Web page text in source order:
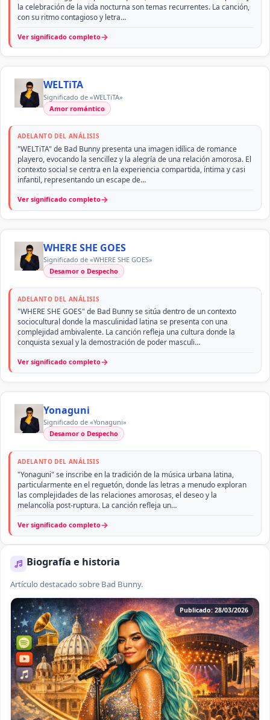
la celebración de la vida nocturna son temas recurrentes. La canción,
con su ritmo contagioso y letra…
Ver significado completo→
WELTiTA
Significado de «WELTiTA»
Amor romántico
ADELANTO DEL ANÁLISIS
"WELTiTA" de Bad Bunny presenta una imagen idílica de romance
playero, evocando la sencillez y la alegría de una relación amorosa. El
contexto social se centra en la experiencia compartida, íntima y casi
infantil, representando un escape de…
Ver significado completo→
WHERE SHE GOES
Significado de «WHERE SHE GOES»
Desamor o Despecho
ADELANTO DEL ANÁLISIS
"WHERE SHE GOES" de Bad Bunny se sitúa dentro de un contexto
sociocultural donde la masculinidad latina se presenta con una
complejidad ambivalente. La canción refleja una cultura donde la
conquista sexual y la demostración de poder masculi…
Ver significado completo→
Yonaguni
Significado de «Yonaguni»
Desamor o Despecho
ADELANTO DEL ANÁLISIS
"Yonaguni" se inscribe en la tradición de la música urbana latina,
particularmente en el reguetón, donde las letras a menudo exploran
las complejidades de las relaciones amorosas, el deseo y la
melancolía post-ruptura. La canción refleja un…
Ver significado completo→
Biografía e historia
Artículo destacado sobre Bad Bunny.
Publicado: 28/03/2026